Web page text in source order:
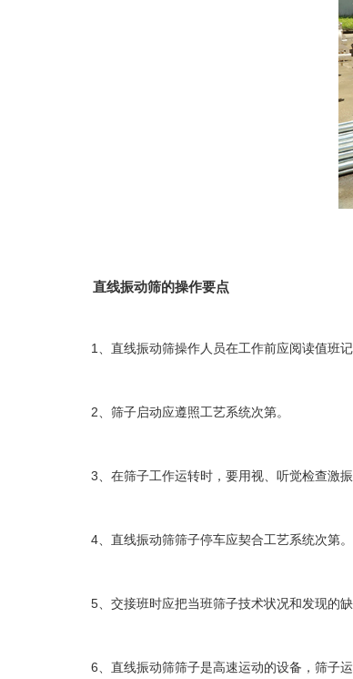
直线振动筛的操作要点
1、直线振动筛操作人员在工作前应阅读值班记
2、筛子启动应遵照工艺系统次第。
3、在筛子工作运转时，要用视、听觉检查激振
4、直线振动筛筛子停车应契合工艺系统次第。
5、交接班时应把当班筛子技术状况和发现的缺
6、直线振动筛筛子是高速运动的设备，筛子运